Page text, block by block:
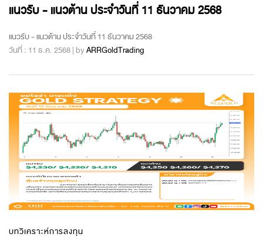
แนวรับ - แนวต้าน ประจำวันที่ 11 ธันวาคม 2568
แนวรับ - แนวต้าน ประจำวันที่ 11 ธันวาคม 2568
วันที่ : 11 ธ.ค. 2568 | byARRGoldTrading
บทวิเคราะห์การลงทุน